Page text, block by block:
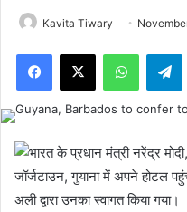
Kavita Tiwary
Facebook
X